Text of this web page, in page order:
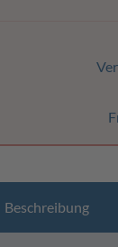
Beschreibung